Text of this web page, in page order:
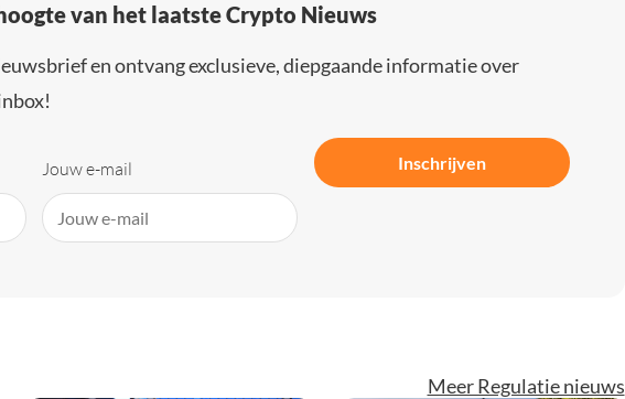
van het laatste Crypto Nieuws
en ontvang exclusieve, diepgaande informatie over
Jouw e-mail Inschrijven
Meer Regulatie nieuws